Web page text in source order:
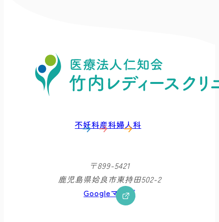
不妊科産科婦人科
〒899-5421
鹿児島県姶良市東持田502-2
Googleマップ